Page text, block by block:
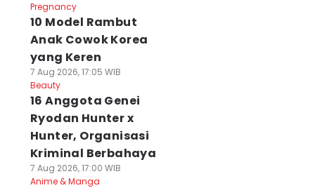
Pregnancy
10 Model Rambut
Anak Cowok Korea
yang Keren
7 Aug 2026, 17:05 WIB
Beauty
16 Anggota Genei
Ryodan Hunter x
Hunter, Organisasi
Kriminal Berbahaya
7 Aug 2026, 17:00 WIB
Anime & Manga